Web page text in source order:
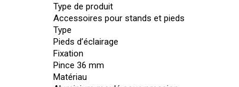
Type de produit
Accessoires pour stands et pieds
Type
Pieds d’éclairage
Fixation
Pince 36 mm
Matériau